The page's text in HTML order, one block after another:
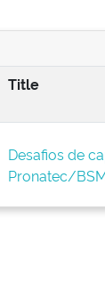
Title
Desafios de
Pronatec/